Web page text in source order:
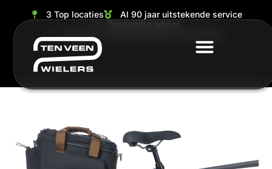
3 Top locaties
Al 90 jaar uitstekende service
Deskundig advies